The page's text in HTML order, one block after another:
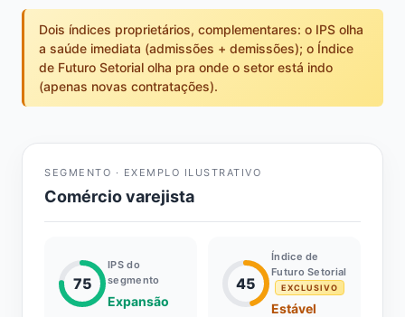
Dois índices proprietários, complementares: o IPS olha
a saúde imediata (admissões + demissões); o Índice
de Futuro Setorial olha pra onde o setor está indo
(apenas novas contratações).
SEGMENTO · EXEMPLO ILUSTRATIVO
Comércio varejista
75
IPS do
segmento
Expansão
45
Índice de
Futuro Setorial
EXCLUSIVO
Estável